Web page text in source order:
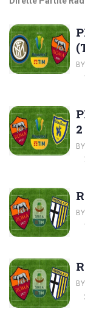
BY
BY
BY
BY